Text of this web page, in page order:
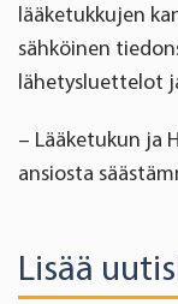
lääketukkujen
sähköinen
lähetysluettelot
– Lääketukun ja
ansiosta
Lisää